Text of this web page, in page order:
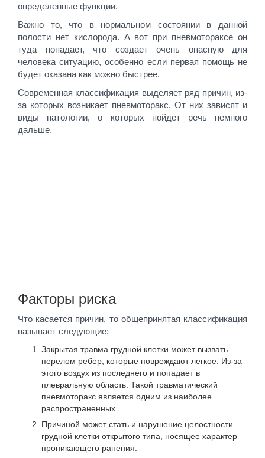
определенные функции.
Важно то, что в нормальном состоянии в данной
полости нет кислорода. А вот при пневмотораксе он
туда попадает, что создает очень опасную для
человека ситуацию, особенно если первая помощь не
будет оказана как можно быстрее.
Современная классификация выделяет ряд причин, из-
за которых возникает пневмоторакс. От них зависят и
виды патологии, о которых пойдет речь немного
дальше.
Факторы риска
Что касается причин, то общепринятая классификация
называет следующие:
Закрытая травма грудной клетки может вызвать
перелом ребер, которые повреждают легкое. Из-за
этого воздух из последнего и попадает в
плевральную область. Такой травматический
пневмоторакс является одним из наиболее
распространенных.
Причиной может стать и нарушение целостности
грудной клетки открытого типа, носящее характер
проникающего ранения.